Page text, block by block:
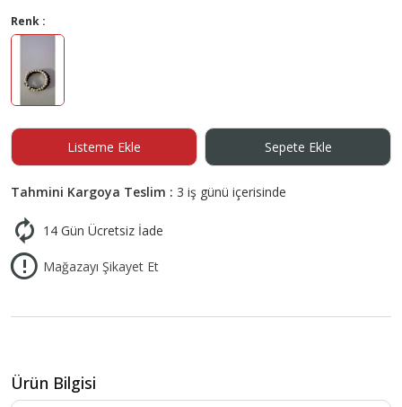
Renk :
Listeme Ekle Sepete Ekle
Tahmini Kargoya Teslim : 3 iş günü içerisinde
14 Gün Ücretsiz İade
Mağazayı Şikayet Et
Ürün Bilgisi